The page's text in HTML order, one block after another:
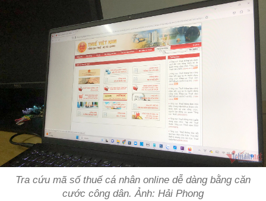
Tra cứu mã số thuế cá nhân online dễ dàng bằng căn
cước công dân. Ảnh: Hải Phong